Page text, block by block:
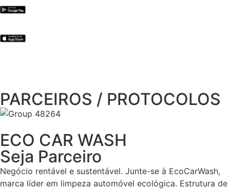
PARCEIROS / PROTOCOLOS
ECO CAR WASH
Seja Parceiro
Negócio rentável e sustentável. Junte-se à EcoCarWash,
marca líder em limpeza automóvel ecológica. Estrutura de